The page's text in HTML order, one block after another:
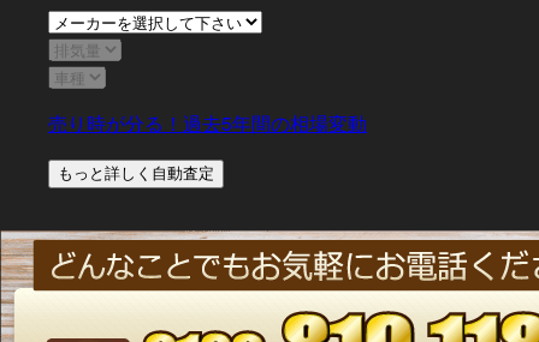
売り時が分る！過去5年間の相場変動